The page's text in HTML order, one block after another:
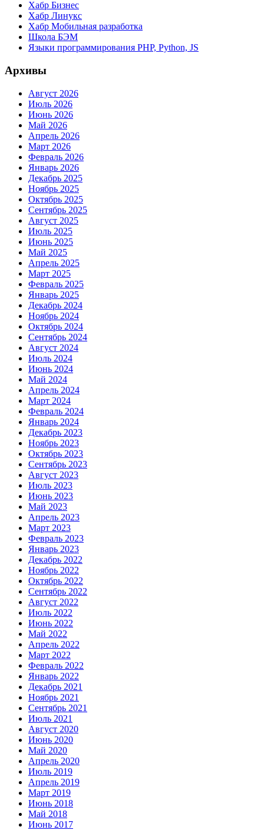
Хабр Бизнес
Хабр Линукс
Хабр Мобильная разработка
Школа БЭМ
Языки программирования PHP, Python, JS
Архивы
Август 2026
Июль 2026
Июнь 2026
Май 2026
Апрель 2026
Март 2026
Февраль 2026
Январь 2026
Декабрь 2025
Ноябрь 2025
Октябрь 2025
Сентябрь 2025
Август 2025
Июль 2025
Июнь 2025
Май 2025
Апрель 2025
Март 2025
Февраль 2025
Январь 2025
Декабрь 2024
Ноябрь 2024
Октябрь 2024
Сентябрь 2024
Август 2024
Июль 2024
Июнь 2024
Май 2024
Апрель 2024
Март 2024
Февраль 2024
Январь 2024
Декабрь 2023
Ноябрь 2023
Октябрь 2023
Сентябрь 2023
Август 2023
Июль 2023
Июнь 2023
Май 2023
Апрель 2023
Март 2023
Февраль 2023
Январь 2023
Декабрь 2022
Ноябрь 2022
Октябрь 2022
Сентябрь 2022
Август 2022
Июль 2022
Июнь 2022
Май 2022
Апрель 2022
Март 2022
Февраль 2022
Январь 2022
Декабрь 2021
Ноябрь 2021
Сентябрь 2021
Июль 2021
Август 2020
Июнь 2020
Май 2020
Апрель 2020
Июль 2019
Апрель 2019
Март 2019
Июнь 2018
Май 2018
Июнь 2017